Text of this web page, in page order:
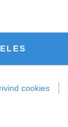
cookies